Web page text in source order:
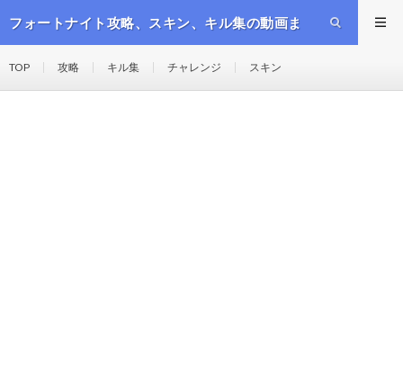
フォートナイト攻略、スキン、キル集の動画ま
TOP 攻略 キル集 チャレンジ スキン